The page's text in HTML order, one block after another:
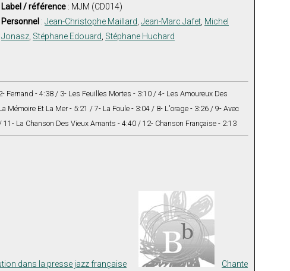
Label / référence : MJM (CD014)
Personnel : Jean-Christophe Maillard Jean-Marc Jafet Michel
Jonasz Stéphane Edouard Stéphane Huchard
Fernand - 4:38 / 3- Les Feuilles Mortes - 3:10 / 4- Les Amoureux Des
Mémoire Et La Mer - 5:21 / 7- La Foule - 3:04 / 8- L'orage - 3:26 / 9- Avec
La Chanson Des Vieux Amants - 4:40 / 12- Chanson Française - 2:13
dans la presse jazz française Chante